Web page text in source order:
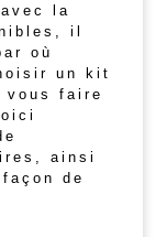
la
il
où
un kit
vous faire
ainsi
de